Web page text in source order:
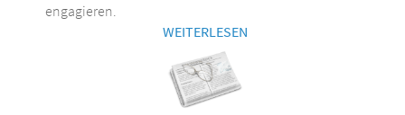
engagieren.
WEITERLESEN